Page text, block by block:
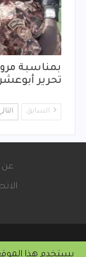
بمناسبة
تحرير أبوعشر
السابق
عن
يستخدم هذا